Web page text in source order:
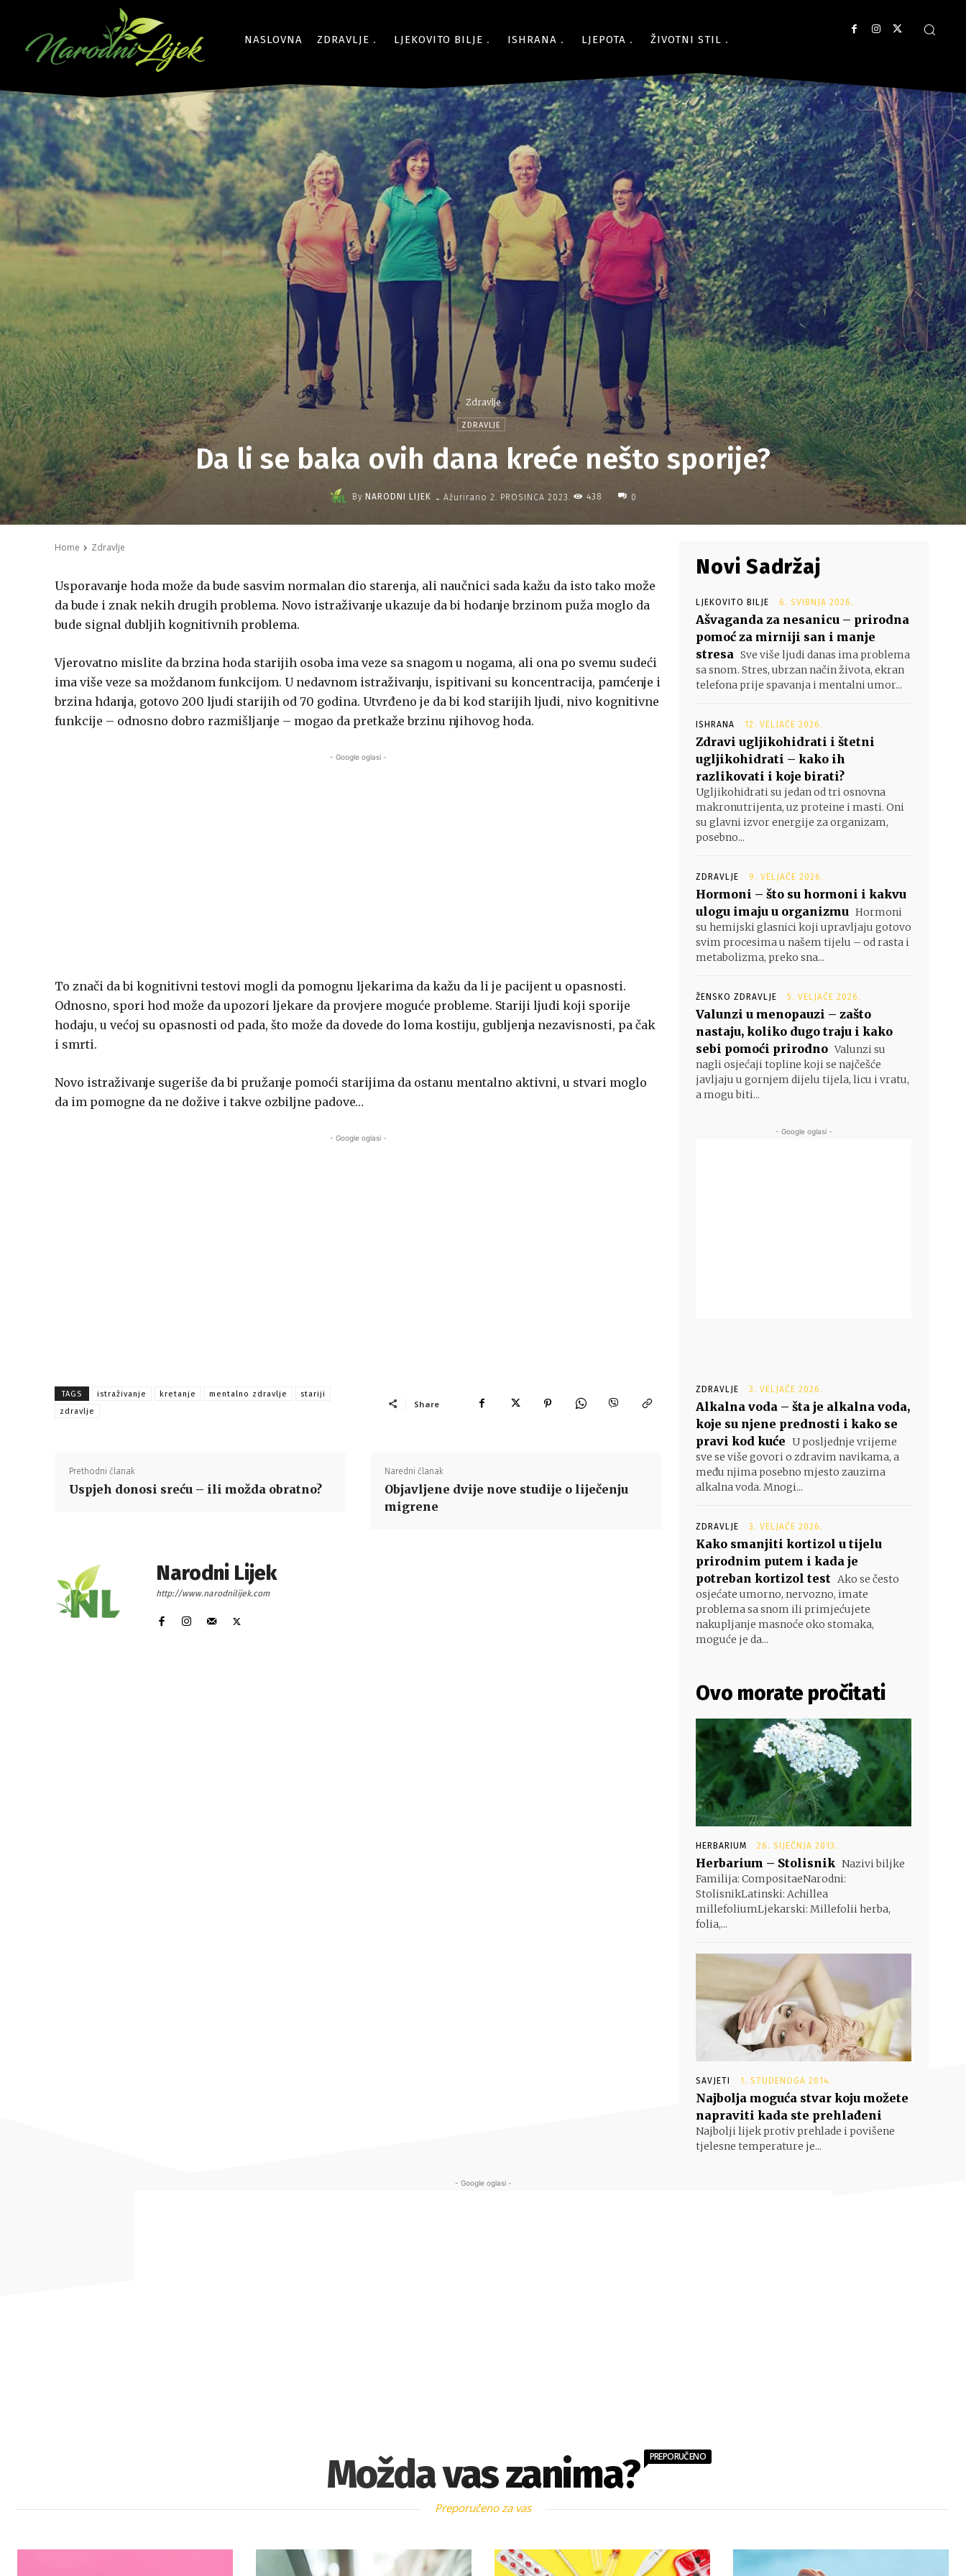
NASLOVNA ZDRAVLJE LJEKOVITO BILJE ISHRANA LJEPOTA ŽIVOTNI STIL
Zdravlje
ZDRAVLJE
Da li se baka ovih dana kreće nešto sporije?
By NARODNI LIJEK - Ažurirano 2. PROSINCA 2023. 438 0
Home Zdravlje
Usporavanje hoda može da bude sasvim normalan dio starenja, ali naučnici sada kažu da isto tako može
da bude i znak nekih drugih problema. Novo istraživanje ukazuje da bi hodanje brzinom puža moglo da
bude signal dubljih kognitivnih problema.
Vjerovatno mislite da brzina hoda starijih osoba ima veze sa snagom u nogama, ali ona po svemu sudeći
ima više veze sa moždanom funkcijom. U nedavnom istraživanju, ispitivani su koncentracija, pamćenje i
brzina hdanja, gotovo 200 ljudi starijih od 70 godina. Utvrđeno je da bi kod starijih ljudi, nivo kognitivne
funkcije – odnosno dobro razmišljanje – mogao da pretkaže brzinu njihovog hoda.
- Google oglasi -
To znači da bi kognitivni testovi mogli da pomognu ljekarima da kažu da li je pacijent u opasnosti.
Odnosno, spori hod može da upozori ljekare da provjere moguće probleme. Stariji ljudi koji sporije
hodaju, u većoj su opasnosti od pada, što može da dovede do loma kostiju, gubljenja nezavisnosti, pa čak
i smrti.
Novo istraživanje sugeriše da bi pružanje pomoći starijima da ostanu mentalno aktivni, u stvari moglo
da im pomogne da ne dožive i takve ozbiljne padove…
- Google oglasi -
TAGS istraživanje kretanje mentalno zdravlje
stariji
zdravlje
Share
Prethodni članak
Uspjeh donosi sreću – ili možda obratno?
Naredni članak
Objavljene dvije nove studije o liječenju
migrene
Narodni Lijek
http://www.narodnilijek.com
Novi Sadržaj
LJEKOVITO BILJE 6. SVIBNJA 2026.
Ašvaganda za nesanicu – prirodna
pomoć za mirniji san i manje
stresa Sve više ljudi danas ima problema
sa snom. Stres, ubrzan način života, ekran
telefona prije spavanja i mentalni umor...
ISHRANA 12. VELJAČE 2026.
Zdravi ugljikohidrati i štetni
ugljikohidrati – kako ih
razlikovati i koje birati?
Ugljikohidrati su jedan od tri osnovna
makronutrijenta, uz proteine i masti. Oni
su glavni izvor energije za organizam,
posebno...
ZDRAVLJE 9. VELJAČE 2026.
Hormoni – što su hormoni i kakvu
ulogu imaju u organizmu Hormoni
su hemijski glasnici koji upravljaju gotovo
svim procesima u našem tijelu – od rasta i
metabolizma, preko sna...
ŽENSKO ZDRAVLJE 5. VELJAČE 2026.
Valunzi u menopauzi – zašto
nastaju, koliko dugo traju i kako
sebi pomoći prirodno Valunzi su
nagli osjećaji topline koji se najčešće
javljaju u gornjem dijelu tijela, licu i vratu,
a mogu biti...
- Google oglasi -
ZDRAVLJE 3. VELJAČE 2026.
Alkalna voda – šta je alkalna voda,
koje su njene prednosti i kako se
pravi kod kuće U posljednje vrijeme
sve se više govori o zdravim navikama, a
među njima posebno mjesto zauzima
alkalna voda. Mnogi...
ZDRAVLJE 3. VELJAČE 2026.
Kako smanjiti kortizol u tijelu
prirodnim putem i kada je
potreban kortizol test Ako se često
osjećate umorno, nervozno, imate
problema sa snom ili primjećujete
nakupljanje masnoće oko stomaka,
moguće je da...
Ovo morate pročitati
HERBARIUM 26. SIJEČNJA 2013.
Herbarium – Stolisnik Nazivi biljke
Familija: CompositaeNarodni:
StolisnikLatinski: Achillea
millefoliumLjekarski: Millefolii herba,
folia,...
SAVJETI 1. STUDENOGA 2014.
Najbolja moguća stvar koju možete
napraviti kada ste prehlađeni
Najbolji lijek protiv prehlade i povišene
tjelesne temperature je...
- Google oglasi -
Možda vas zanima? PREPORUČENO
Preporučeno za vas